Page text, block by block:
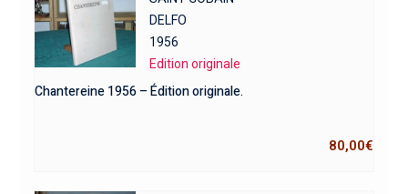
DELFO
1956
Edition originale
Chantereine 1956 – Édition originale.
80,00€